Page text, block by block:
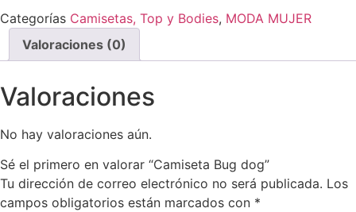
Categorías Camisetas, Top y Bodies, MODA MUJER
Valoraciones (0)
Valoraciones
No hay valoraciones aún.
Sé el primero en valorar “Camiseta Bug dog”
Tu dirección de correo electrónico no será publicada. Los
campos obligatorios están marcados con *